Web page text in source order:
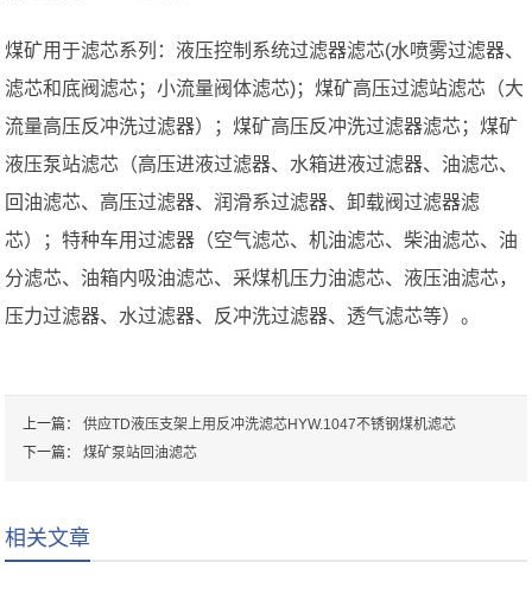
煤矿用于滤芯系列：液压控制系统过滤器滤芯(水喷雾过滤器、
滤芯和底阀滤芯；小流量阀体滤芯)；煤矿高压过滤站滤芯（大
流量高压反冲洗过滤器）；煤矿高压反冲洗过滤器滤芯；煤矿
液压泵站滤芯（高压进液过滤器、水箱进液过滤器、油滤芯、
回油滤芯、高压过滤器、润滑系过滤器、卸载阀过滤器滤
芯）；特种车用过滤器（空气滤芯、机油滤芯、柴油滤芯、油
分滤芯、油箱内吸油滤芯、采煤机压力油滤芯、液压油滤芯，
压力过滤器、水过滤器、反冲洗过滤器、透气滤芯等）。
上一篇：供应TD液压支架上用反冲洗滤芯HYW.1047不锈钢煤机滤芯
下一篇：煤矿泵站回油滤芯
相关文章